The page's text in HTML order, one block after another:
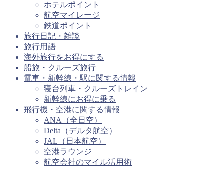
ホテルポイント
航空マイレージ
鉄道ポイント
旅行日記・雑談
旅行用語
海外旅行をお得にする
船旅・クルーズ旅行
電車・新幹線・駅に関する情報
寝台列車・クルーズトレイン
新幹線にお得に乗る
飛行機・空港に関する情報
ANA（全日空）
Delta（デルタ航空）
JAL（日本航空）
空港ラウンジ
航空会社のマイル活用術